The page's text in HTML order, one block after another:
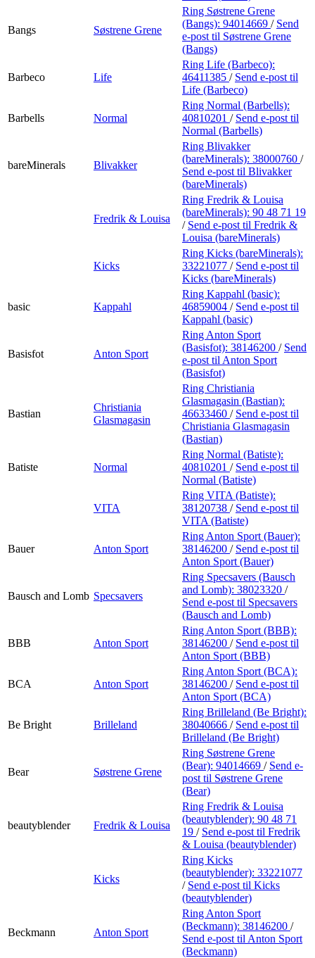
Bangs Søstrene Grene
Ring Søstrene Grene
(Bangs): 94014669 / Send
e-post til Søstrene Grene
(Bangs)
Barbeco Life
Ring Life (Barbeco):
46411385 / Send e-post til
Life (Barbeco)
Barbells Normal
Ring Normal (Barbells):
40810201 / Send e-post til
Normal (Barbells)
bareMinerals Blivakker
Ring Blivakker
(bareMinerals): 38000760 /
Send e-post til Blivakker
(bareMinerals)
Fredrik & Louisa
Ring Fredrik & Louisa
(bareMinerals): 90 48 71 19
/ Send e-post til Fredrik &
Louisa (bareMinerals)
Kicks
Ring Kicks (bareMinerals):
33221077 / Send e-post til
Kicks (bareMinerals)
basic Kappahl
Ring Kappahl (basic):
46859004 / Send e-post til
Kappahl (basic)
Basisfot Anton Sport
Ring Anton Sport
(Basisfot): 38146200 / Send
e-post til Anton Sport
(Basisfot)
Bastian
Christiania
Glasmagasin
Ring Christiania
Glasmagasin (Bastian):
46633460 / Send e-post til
Christiania Glasmagasin
(Bastian)
Batiste Normal
Ring Normal (Batiste):
40810201 / Send e-post til
Normal (Batiste)
VITA
Ring VITA (Batiste):
38120738 / Send e-post til
VITA (Batiste)
Bauer Anton Sport
Ring Anton Sport (Bauer):
38146200 / Send e-post til
Anton Sport (Bauer)
Bausch and Lomb Specsavers
Ring Specsavers (Bausch
and Lomb): 38023320 /
Send e-post til Specsavers
(Bausch and Lomb)
BBB Anton Sport
Ring Anton Sport (BBB):
38146200 / Send e-post til
Anton Sport (BBB)
BCA Anton Sport
Ring Anton Sport (BCA):
38146200 / Send e-post til
Anton Sport (BCA)
Be Bright Brilleland
Ring Brilleland (Be Bright):
38040666 / Send e-post til
Brilleland (Be Bright)
Bear Søstrene Grene
Ring Søstrene Grene
(Bear): 94014669 / Send e-
post til Søstrene Grene
(Bear)
beautyblender Fredrik & Louisa
Ring Fredrik & Louisa
(beautyblender): 90 48 71
19 / Send e-post til Fredrik
& Louisa (beautyblender)
Kicks
Ring Kicks
(beautyblender): 33221077
/ Send e-post til Kicks
(beautyblender)
Beckmann Anton Sport
Ring Anton Sport
(Beckmann): 38146200 /
Send e-post til Anton Sport
(Beckmann)